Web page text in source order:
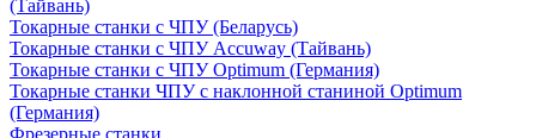
(Тайвань)
Токарные станки с ЧПУ (Беларусь)
Токарные станки с ЧПУ Accuway (Тайвань)
Токарные станки с ЧПУ Optimum (Германия)
Токарные станки ЧПУ с наклонной станиной Optimum
(Германия)
Фрезерные станки